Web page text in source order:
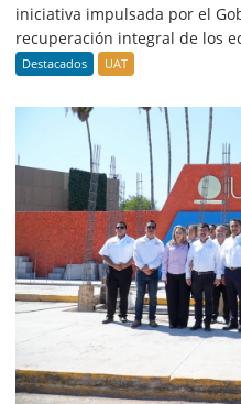
iniciativa impulsada por el
recuperación integral de los
Destacados UAT